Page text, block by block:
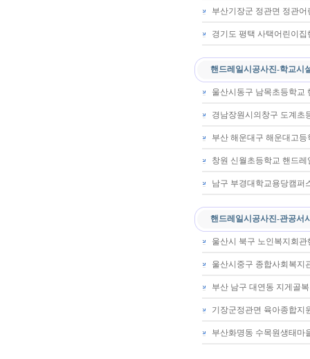
부산기장군 정관면 정관
경기도 평택 사택어린이
핸드레일시공사진-학교시
울산시동구 남목초등학
경남장원시의창구 도계
부산 해운대구 해운대고
창원 신월초등학교 핸드
남구 부경대학교용당캠
핸드레일시공사진-관공서
울산시 북구 노인복지회
울산시중구 종합사회복지
부산 남구 대연동 지게골
기장군정관면 육아종합
부산화명동 수목원생태마